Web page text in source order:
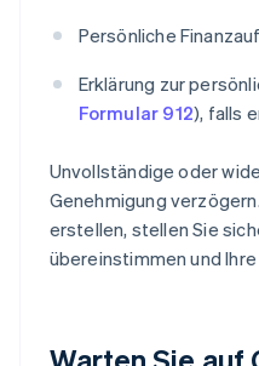
Persönliche
Erklärung zur
Formular 912), falls
Unvollständige oder
Genehmigung
erstellen, stellen Sie
übereinstimmen und